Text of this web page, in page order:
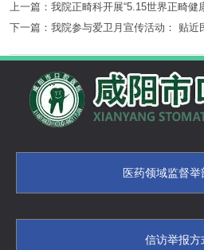
上一篇： 我院正畸科开展“5.15世界正畸健
下一篇： 我院参与爱卫月宣传活动： 贴近
医药领域监督举
信访举报方